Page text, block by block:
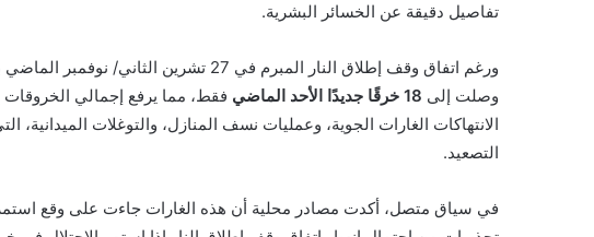
تفاصيل دقيقة عن الخسائر البشرية.
ورغم اتفاق وقف إطلاق النار المبرم في 27
وصلت إلى 18 خرقًا جديدًا الأحد الماضي فقط، مما يرفع إجمالي الخروقات
الانتهاكات الغارات الجوية، وعمليات نسف المنازل، والتوغلات الميدانية،
التصعيد.
في سياق متصل، أكدت مصادر محلية أن هذه الغارات جاءت على وقع استمرار